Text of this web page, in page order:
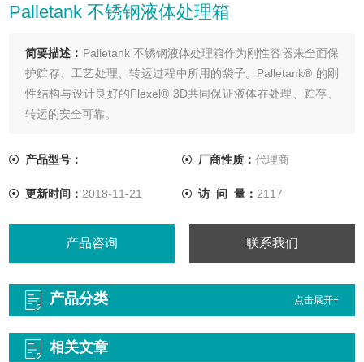
Palletank 不锈钢液体处理箱
简要描述： Palletank 不锈钢液体处理箱作为刚性容器来全面保
护贮存、工艺处理、转运过程中所用的袋子。Palletank® 的刚
性结构与设计良好的Flexel® 3D共同保证液体在处理、贮存、
转运的安全可靠。
产品型号： 厂商性质： 代理商
更新时间： 2018-11-21 访 问 量： 2117
产品咨询 联系我们
产品分类 点击展开+
相关文章